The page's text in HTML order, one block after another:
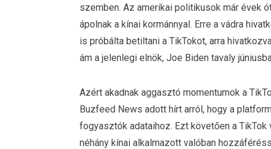
szemben. Az amerikai politikusok már évek
ápolnak a kínai kormánnyal. Erre a vádra
is próbálta betiltani a TikTokot, arra
ám a jelenlegi elnök, Joe Biden tavaly
Azért akadnak aggasztó momentumok a
Buzfeed News adott hírt arról, hogy a
fogyasztók adataihoz. Ezt követően a
néhány kínai alkalmazott valóban